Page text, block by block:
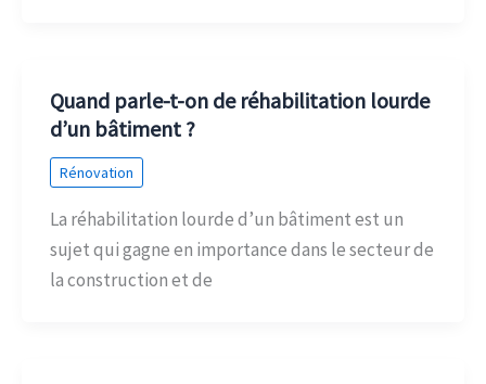
Quand parle-t-on de réhabilitation lourde
d’un bâtiment ?
Rénovation
La réhabilitation lourde d’un bâtiment est un
sujet qui gagne en importance dans le secteur de
la construction et de